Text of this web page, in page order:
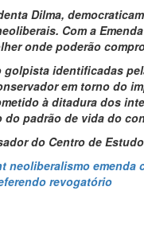
Dilma,
Com a
onde poderão
identificadas
em torno do
à ditadura dos
do padrão de vida do
do Centro de
neoliberalismo emenda
revogatório